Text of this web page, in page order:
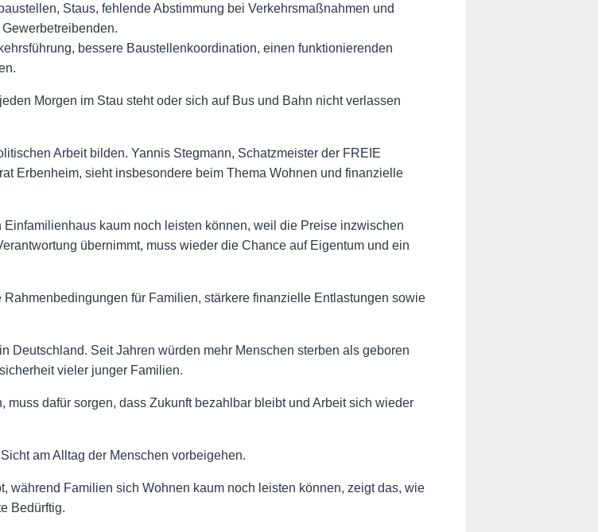
Staus, fehlende Abstimmung bei Verkehrsmaßnahmen und
bessere Baustellenkoordination, einen funktionierenden
Morgen im Stau steht oder sich auf Bus und Bahn nicht verlassen
Arbeit bilden. Yannis Stegmann, Schatzmeister der FREIE
Erbenheim, sieht insbesondere beim Thema Wohnen und finanzielle
kaum noch leisten können, weil die Preise inzwischen
übernimmt, muss wieder die Chance auf Eigentum und ein
für Familien, stärkere finanzielle Entlastungen sowie
Deutschland. Seit Jahren würden mehr Menschen sterben als geboren
vieler junger Familien.
dafür sorgen, dass Zukunft bezahlbar bleibt und Arbeit sich wieder
am Alltag der Menschen vorbeigehen.
während Familien sich Wohnen kaum noch leisten können, zeigt das, wie
Bedürftig.